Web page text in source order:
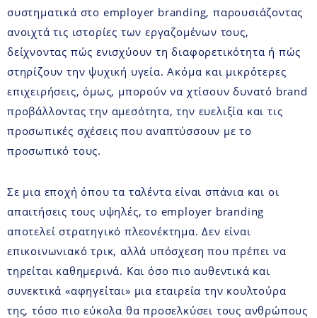
συστηματικά στο employer branding, παρουσιάζοντας
ανοιχτά τις ιστορίες των εργαζομένων τους,
δείχνοντας πώς ενισχύουν τη διαφορετικότητα ή πώς
στηρίζουν την ψυχική υγεία. Ακόμα και μικρότερες
επιχειρήσεις, όμως, μπορούν να χτίσουν δυνατό brand
προβάλλοντας την αμεσότητα, την ευελιξία και τις
προσωπικές σχέσεις που αναπτύσσουν με το
προσωπικό τους.
Σε μια εποχή όπου τα ταλέντα είναι σπάνια και οι
απαιτήσεις τους υψηλές, το employer branding
αποτελεί στρατηγικό πλεονέκτημα. Δεν είναι
επικοινωνιακό τρικ, αλλά υπόσχεση που πρέπει να
τηρείται καθημερινά. Και όσο πιο αυθεντικά και
συνεκτικά «αφηγείται» μια εταιρεία την κουλτούρα
της, τόσο πιο εύκολα θα προσελκύσει τους ανθρώπους